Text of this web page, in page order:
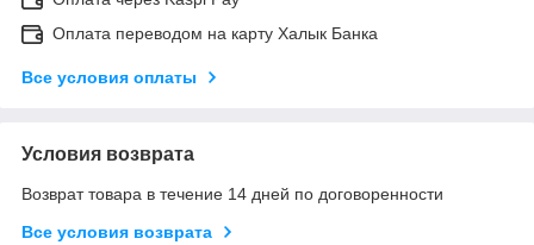
Оплата переводом на карту Халык Банка
Все условия оплаты
Условия возврата
Возврат товара в течение 14 дней по договоренности
Все условия возврата